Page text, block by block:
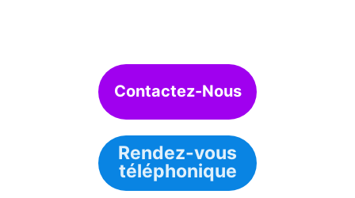
Contactez-Nous
Rendez-vous
téléphonique